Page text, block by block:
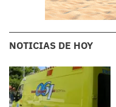
NOTICIAS DE HOY